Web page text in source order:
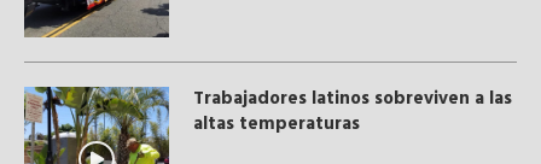
Trabajadores latinos sobreviven a las
altas temperaturas